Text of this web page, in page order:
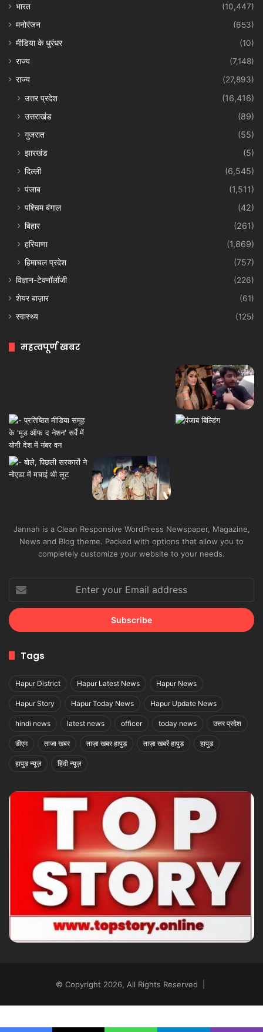
भारत
(10,447)
मनोरंजन
(653)
मीडिया के धुरंधर
(10)
राज्य
(7,148)
राज्य
(27,893)
उत्तर प्रदेश
(16,416)
उत्तराखंड
(89)
गुजरात
(55)
झारखंड
(5)
दिल्ली
(6,545)
पंजाब
(1,511)
पश्चिम बंगाल
(42)
बिहार
(261)
हरियाणा
(1,869)
हिमाचल प्रदेश
(757)
विज्ञान-टेक्नॉलॉजी
(226)
शेयर बाज़ार
(61)
स्वास्थ्य
(125)
महत्वपूर्ण खबर
Jannah is a Clean Responsive WordPress Newspaper, Magazine,
News and Blog theme. Packed with options that allow you to
completely customize your website to your needs.
your
Email
address
Tags
Hapur District Hapur Latest News Hapur News
Hapur Story Hapur Today News Hapur Update News
hindi news latest news officer today news उत्तर प्रदेश
डीएम ताजा खबर ताज़ा खबर हापुड़ ताज़ा खबरें हापुड़ हापुड़
हापुड़ न्यूज़ हिंदी न्यूज़
© Copyright 2026, All Rights Reserved |